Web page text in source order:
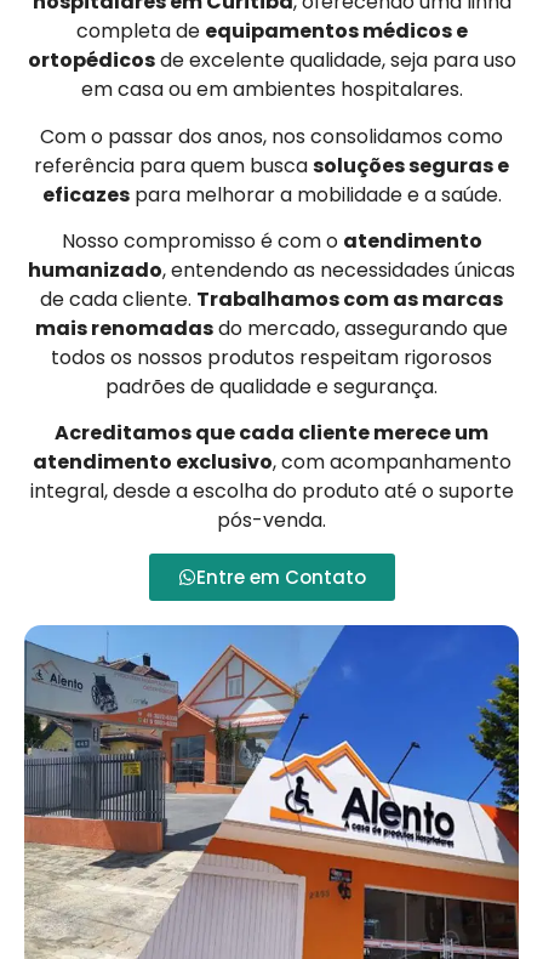
completa de equipamentos médicos e
ortopédicosde excelente qualidade, seja para uso
em casa ou em ambientes hospitalares.
Com o passar dos anos, nos consolidamos como
referência para quem buscasoluções seguras e
eficazespara melhorar a mobilidade e a saúde.
Nosso compromisso é com o atendimento
humanizado, entendendo as necessidades únicas
de cada cliente. Trabalhamos com as marcas
mais renomadasdo mercado, assegurando que
todos os nossos produtos respeitam rigorosos
padrões de qualidade e segurança.
Acreditamos que cada cliente merece um
atendimento exclusivo, com acompanhamento
integral, desde a escolha do produto até o suporte
pós-venda.
Entre em Contato